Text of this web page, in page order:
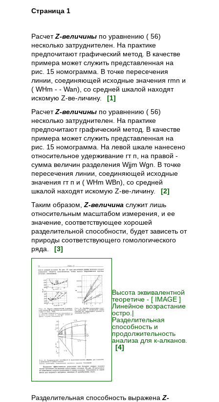
Cтраница 1
РасчетZ-величины по уравнению ( 56)
несколько затруднителен. На практике
предпочитают графический метод. В качестве
примера может служить представленная на
рис. 15 номограмма. В точке пересечения
линии, соединяющей исходные значения rmn и
( WHm - - Wan), со средней шкалой находят
искомую Z-ве-личину. [1]
РасчетZ-величины по уравнению ( 56)
несколько затруднителен. На практике
предпочитают графический метод. В качестве
примера может служить представленная на
рис. 15 номограмма. На левой шкале нанесено
относительное удерживание гт п, на правой -
сумма величин разделения Wjjm Wgn. В точке
пересечения линии, соединяющей исходные
значения гт п и ( WHm WBn), со средней
шкалой находят искомую Z-ве-личину. [2]
Таким образом, Z-величина служит лишь
относительным масштабом измерения, и ее
значение, соответствующее хорошей
разделительной способности, будет зависеть от
природы соответствующего гомологического
ряда. [3]
Высота эквивалентной
теоретиче - [ IMAGE ]
Линейное возрастание
остро.|
Разделительная
способность и
продолжительность
анализа для к-алканов.
[4]
Разделительная способность выражена Z-